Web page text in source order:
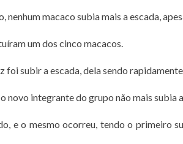
nenhum macaco subia mais a escada,
um dos cinco macacos.
foi subir a escada, dela sendo
novo integrante do grupo não mais subia
e o mesmo ocorreu, tendo o primeiro